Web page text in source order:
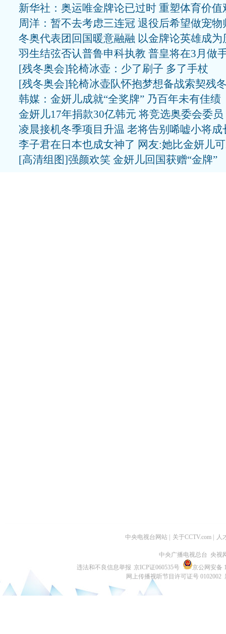
新华社：奥运唯金牌论已过时 重塑体育价值
周洋：暂不去考虑三连冠 退役后希望做宠物
冬奥代表团回国暖意融融 以金牌论英雄成为
羽生结弦否认普鲁申科执教 普皇将在3月做
[残冬奥会]轮椅冰壶：少了刷子 多了手杖
[残冬奥会]轮椅冰壶队怀抱梦想备战索契残
韩媒：金妍儿成就“全奖牌” 乃百年未有佳绩
金妍儿17年捐款30亿韩元 将竞选奥委会委员
凌晨接机冬季项目升温 老将告别唏嘘小将成
李子君在日本也成女神了 网友:她比金妍儿
[高清组图]强颜欢笑 金妍儿回国获赠“金牌”
中央电视台网站 关于CCTV.com 人
中央广播电视总台 央视
违法和不良信息举报 京ICP证060535号
京公网安备
网上传播视听节目许可证号 0102002